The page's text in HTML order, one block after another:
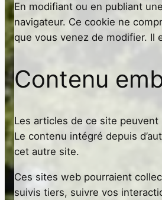
En modifiant ou en publiant
navigateur. Ce cookie ne
que vous venez de modifier. Il
Contenu
Les articles de ce site
Le contenu intégré depuis
cet autre site.
Ces sites web pourraient
suivis tiers, suivre vos